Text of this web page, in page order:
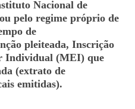
Nacional de
pelo regime próprio de
de
pleiteada, Inscrição
Individual (MEI) que
(extrato de
emitidas).